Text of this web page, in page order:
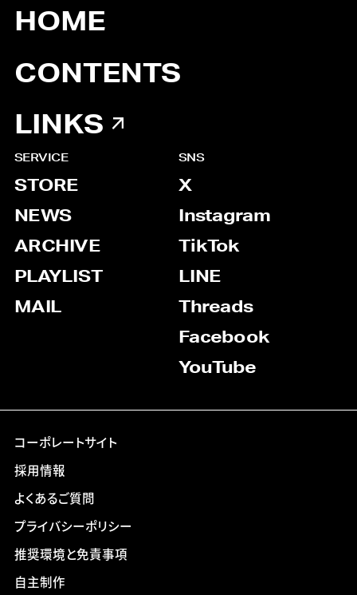
HOME
CONTENTS
LINKS
SERVICE
STORE
NEWS
ARCHIVE
PLAYLIST
MAIL
SNS
X
Instagram
TikTok
LINE
Threads
Facebook
YouTube
コーポレートサイト
採用情報
よくあるご質問
プライバシーポリシー
推奨環境と免責事項
自主制作